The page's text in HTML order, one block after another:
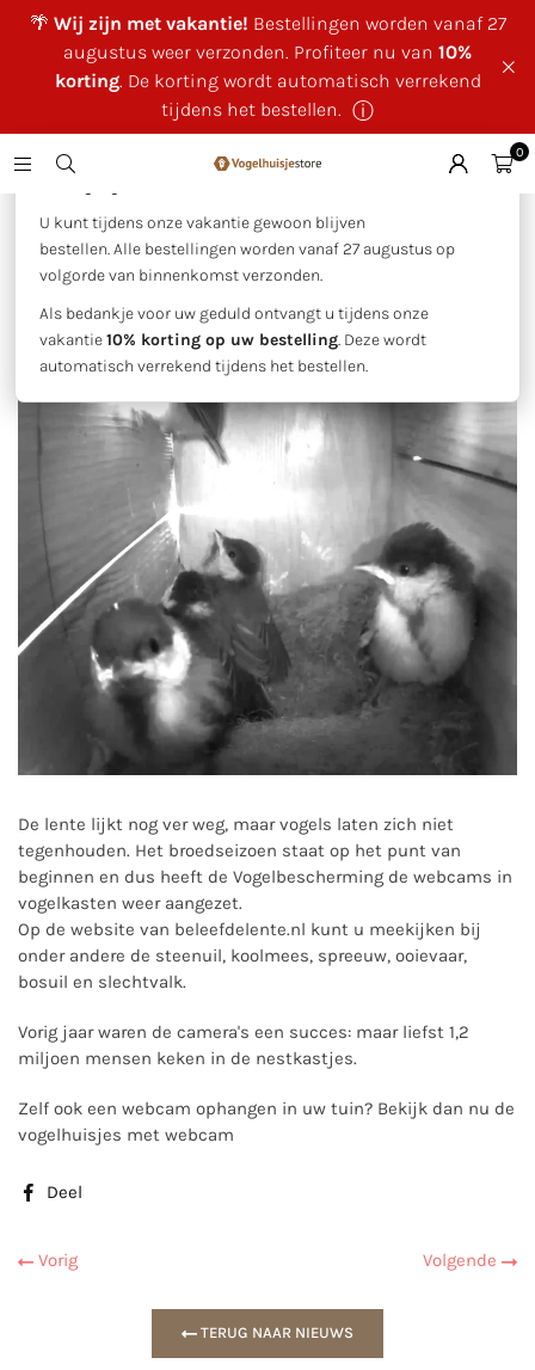
🌴 Wij zijn met vakantie! Bestellingen worden vanaf 27
augustus weer verzonden. Profiteer nu van 10%
korting. De korting wordt automatisch verrekend
tijdens het bestellen. ⓘ
×
U kunt tijdens onze vakantie gewoon blijven
bestellen. Alle bestellingen worden vanaf 27 augustus op
volgorde van binnenkomst verzonden.
Als bedankje voor uw geduld ontvangt u tijdens onze
vakantie10% korting op uw bestelling. Deze wordt
automatisch verrekend tijdens het bestellen.
0
Huis | Nieuws | Webcam live vogelhuisjes
Webcam live vogelhuisjes
mei 06, 2021 Geplaatst door Dennis Meijnen
De lente lijkt nog ver weg, maar vogels laten zich niet
tegenhouden. Het broedseizoen staat op het punt van
beginnen en dus heeft de Vogelbescherming de webcams in
vogelkasten weer aangezet.
Op de website van beleefdelente.nl kunt u meekijken bij
onder andere de steenuil, koolmees, spreeuw, ooievaar,
bosuil en slechtvalk.
Vorig jaar waren de camera's een succes: maar liefst 1,2
miljoen mensen keken in de nestkastjes.
Zelf ook een webcam ophangen in uw tuin? Bekijk dan nu de
vogelhuisjes met webcam
Deel
Vorig Volgende
TERUG NAAR NIEUWS